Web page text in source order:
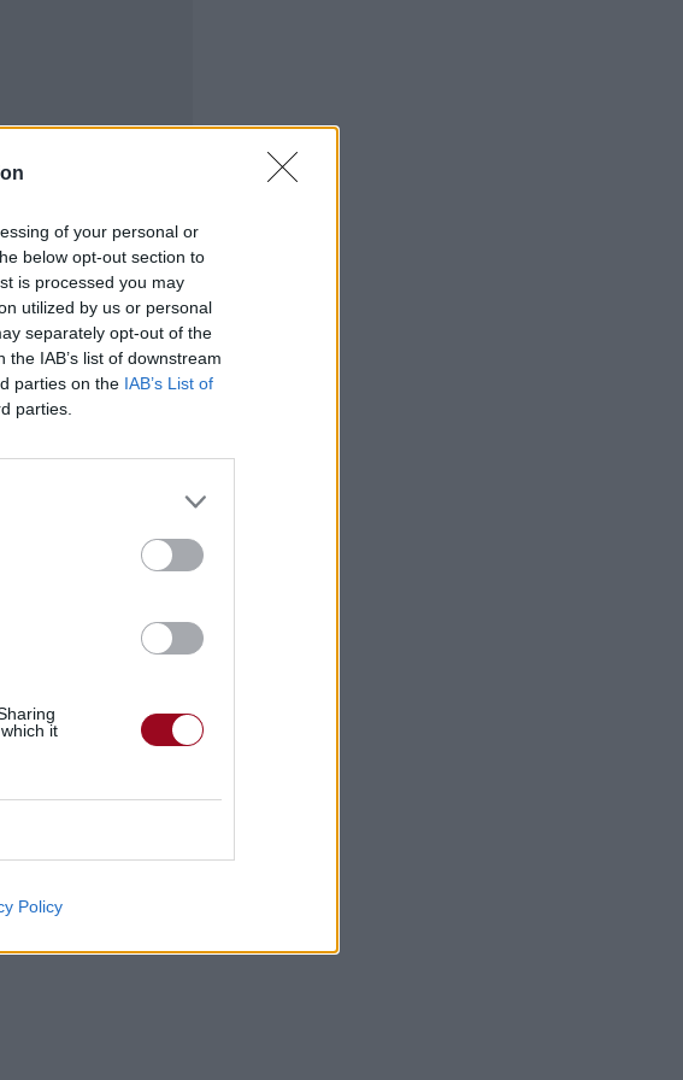
of your personal or
below opt-out section to
is processed you may
utilized by us or personal
separately opt-out of the
IAB’s list of downstream
parties on the IAB’s List of
parties.
it
Policy